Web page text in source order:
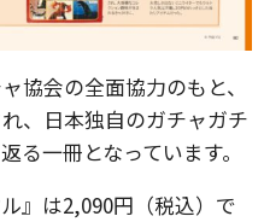
協会の全面協力のもと、
、日本独自のガチャガチ
る一冊となっています。
』は2,090円（税込）で